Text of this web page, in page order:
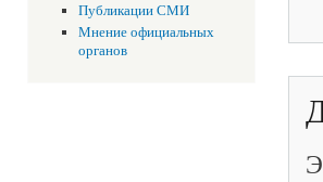
Публикации СМИ
Мнение официальных
органов